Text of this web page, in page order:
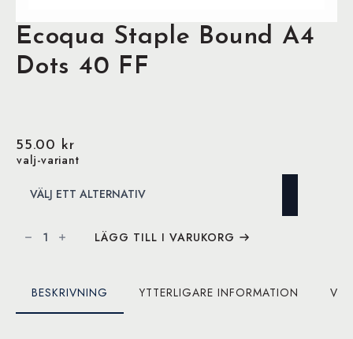
Ecoqua Staple Bound A4
Dots 40 FF
55.00 kr
valj-variant
Staple
Bound
mängd
LÄGG TILL I VARUKORG
BESKRIVNING YTTERLIGARE INFORMATION